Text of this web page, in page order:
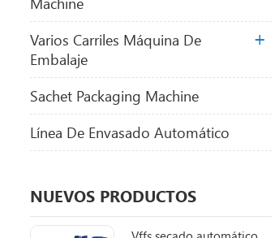
Varios Carriles Máquina De
Embalaje
Sachet Packaging Machine
Línea De Envasado Automático
NUEVOS PRODUCTOS